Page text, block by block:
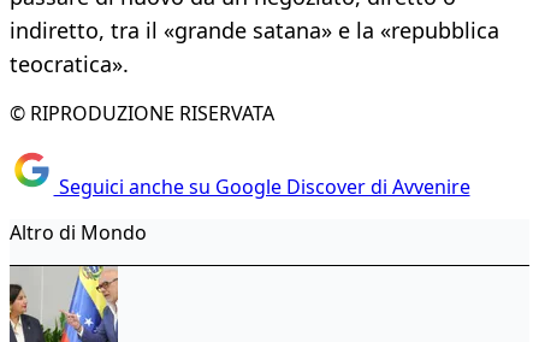
indiretto, tra il «grande satana» e la «repubblica
teocratica».
© RIPRODUZIONE RISERVATA
Seguici anche su Google Discover di Avvenire
Altro di Mondo